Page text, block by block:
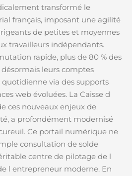
transformé le
français, imposant une agilité
de petites et moyennes
travailleurs indépendants.
rapide, plus de 80 % des
leurs comptes
via des supports
web évoluées. La Caisse d
ces nouveaux enjeux de
a profondément modernisé
Ce portail numérique ne
consultation de solde
centre de pilotage de l
l entrepreneur moderne. En